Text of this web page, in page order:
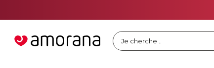
Je cherche ..